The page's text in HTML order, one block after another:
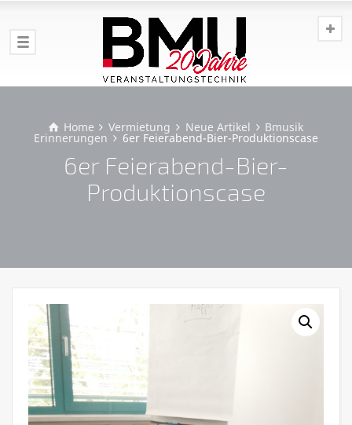
Home Vermietung Neue Artikel Bmusik
Erinnerungen 6er Feierabend-Bier-Produktionscase
6er Feierabend-Bier-
Produktionscase